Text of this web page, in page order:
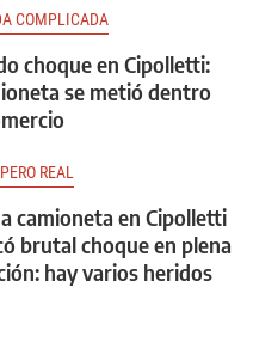
COMPLICADA
choque en Cipolletti:
se metió dentro
REAL
camioneta en Cipolletti
brutal choque en plena
hay varios heridos